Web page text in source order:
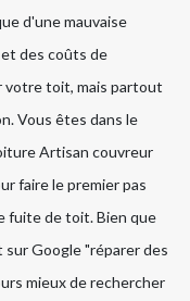
d'une mauvaise
des coûts de
votre toit, mais partout
Vous êtes dans le
Artisan couvreur
faire le premier pas
fuite de toit. Bien que
Google "réparer des
mieux de rechercher